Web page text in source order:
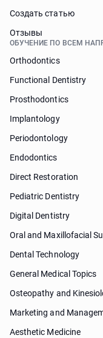
Cоздать статью
Отзывы
ОБУЧЕНИЕ ПО ВСЕМ
Orthodontics
Functional Dentistry
Prosthodontics
Implantology
Periodontology
Endodontics
Direct Restoration
Pediatric Dentistry
Digital Dentistry
Oral and Maxillofacial
Dental Technology
General Medical Topics
Osteopathy and
Marketing and
Aesthetic Medicine